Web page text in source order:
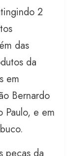
2
das
da
em
Bernardo
Paulo, e em